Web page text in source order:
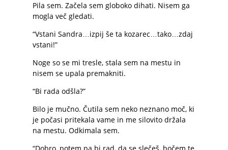
Pila sem. Začela sem globoko dihati. Nisem ga
mogla več gledati.
“Vstani Sandra…izpij še ta kozarec…tako…zdaj
vstani!”
Noge so se mi tresle, stala sem na mestu in
nisem se upala premakniti.
“Bi rada odšla?”
Bilo je mučno. Čutila sem neko neznano moč, ki
je počasi pritekala vame in me silovito držala
na mestu. Odkimala sem.